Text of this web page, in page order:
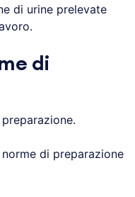
di urine prelevate
di
di preparazione